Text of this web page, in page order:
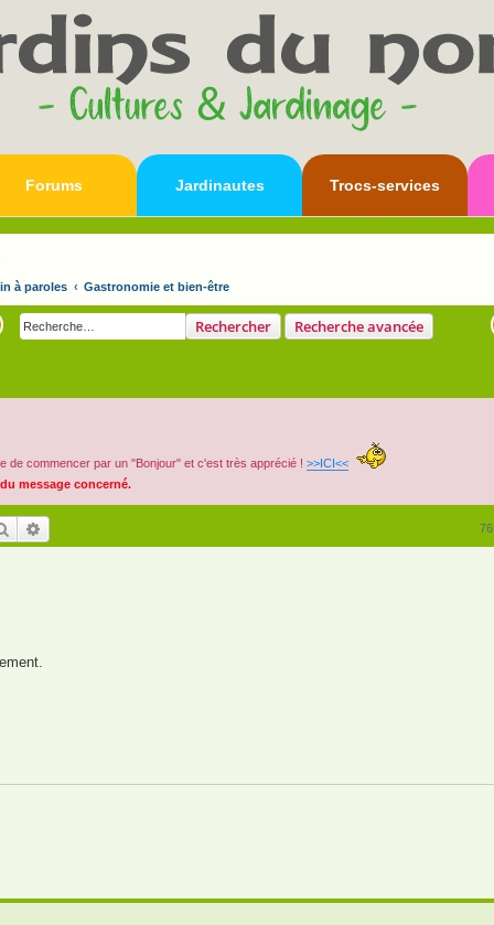
Forums Jardinautes Trocs-services
à paroles Gastronomie et bien-être
Rechercher Recherche avancée
de commencer par un "Bonjour" et c'est très apprécié ! >>ICI<<
message concerné.
Rechercher